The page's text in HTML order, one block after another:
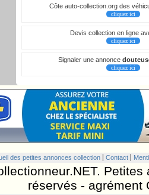
Côte auto-collection.org des
cliquez ici
Devis collection en ligne
cliquez ici
Signaler une annonce
cliquez ici
des petites annonces collection Contact
réservés - agrément